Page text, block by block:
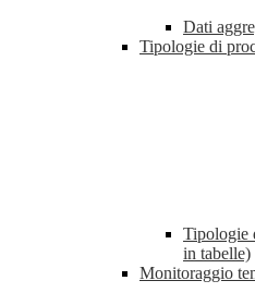
Dati
Tipologie di
Tipologie
in tabelle)
Monitoraggio